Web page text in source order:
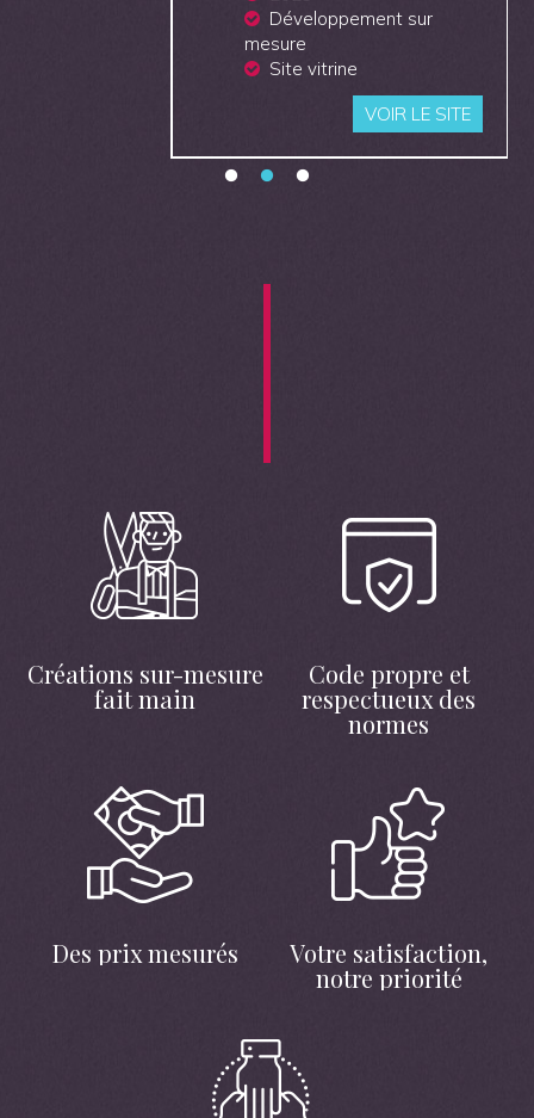
Développement sur
mesure
Site vitrine
VOIR LE SITE
Créations sur-mesure
fait main
Code propre et
respectueux des
normes
Des prix mesurés Votre satisfaction,
notre priorité